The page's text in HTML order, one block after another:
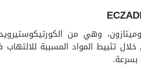
وهي من
خلال تثبيط المواد المسببة
بسرعة.